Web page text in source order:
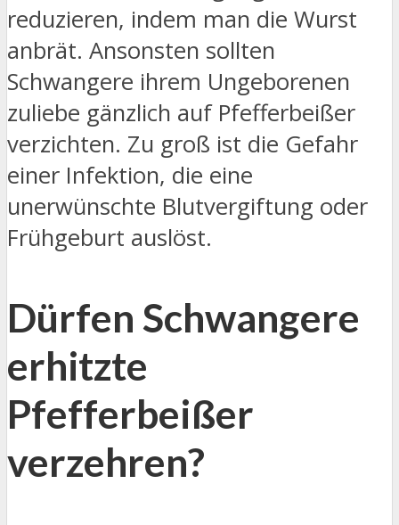
reduzieren, indem man die Wurst
anbrät. Ansonsten sollten
Schwangere ihrem Ungeborenen
zuliebe gänzlich auf Pfefferbeißer
verzichten. Zu groß ist die Gefahr
einer Infektion, die eine
unerwünschte Blutvergiftung oder
Frühgeburt auslöst.
Dürfen Schwangere
erhitzte
Pfefferbeißer
verzehren?